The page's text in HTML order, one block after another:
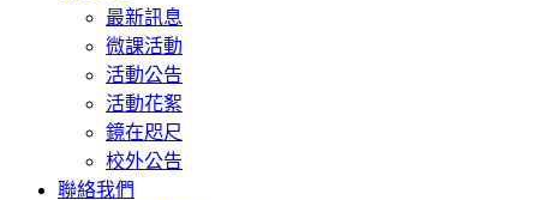
最新訊息
微課活動
活動公告
活動花絮
鏡在咫尺
校外公告
聯絡我們